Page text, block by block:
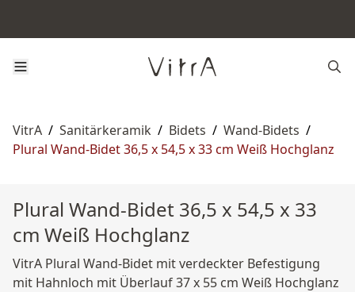
VitrA / Sanitärkeramik / Bidets / Wand-Bidets /
Plural Wand-Bidet 36,5 x 54,5 x 33 cm Weiß Hochglanz
Plural Wand-Bidet 36,5 x 54,5 x 33
cm Weiß Hochglanz
VitrA Plural Wand-Bidet mit verdeckter Befestigung
mit Hahnloch mit Überlauf 37 x 55 cm Weiß Hochglanz